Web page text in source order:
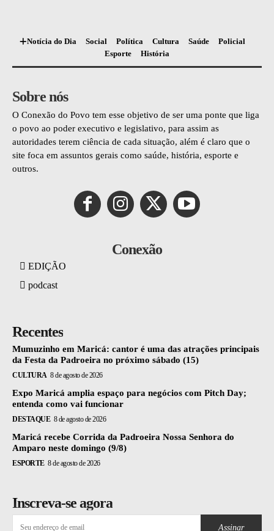
Notícia do Dia Social Política Cultura Saúde
Policial
Esporte
História
Sobre nós
O Conexão do Povo tem esse objetivo de ser uma ponte que liga
o povo ao poder executivo e legislativo, para assim as
autoridades terem ciência de cada situação, além é claro que o
site foca em assuntos gerais como saúde, história, esporte e
outros.
Conexão
EDIÇÃO
podcast
Recentes
Mumuzinho em Maricá: cantor é uma das atrações principais
da Festa da Padroeira no próximo sábado (15)
CULTURA 8 de agosto de 2026
Expo Maricá amplia espaço para negócios com Pitch Day;
entenda como vai funcionar
DESTAQUE 8 de agosto de 2026
Maricá recebe Corrida da Padroeira Nossa Senhora do
Amparo neste domingo (9/8)
ESPORTE 8 de agosto de 2026
Inscreva-se agora
Assinar